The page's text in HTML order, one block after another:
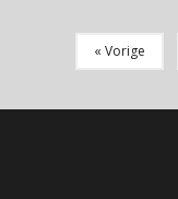
« Vorige